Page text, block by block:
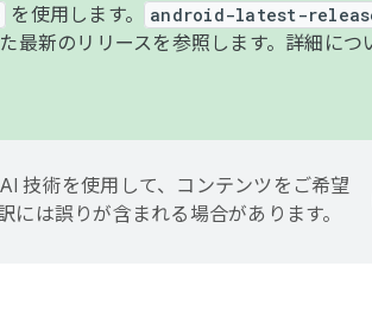
を使用します。 android-latest-
最新のリリースを参照します。詳細につ
技術を使用して、コンテンツをご希望
には誤りが含まれる場合があります。